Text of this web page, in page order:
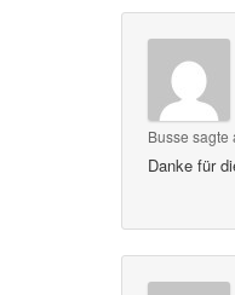
Busse sagte
Danke für